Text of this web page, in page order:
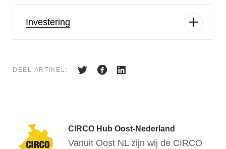
Investering
DEEL ARTIKEL:
CIRCO Hub Oost-Nederland
Vanuit Oost NL zijn wij de CIRCO